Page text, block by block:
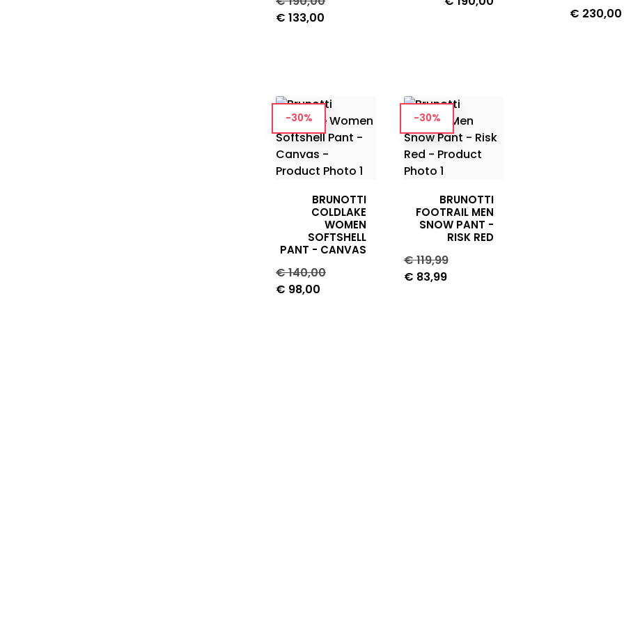
prijs
€ 133,00
Prijs
€ 230,00
BRUNOTTI
COLDLAKE
WOMEN
SOFTSHELL
PANT - CANVAS
Normale
prijs
€ 140,00Prijs
€ 98,00
-30%
BRUNOTTI
FOOTRAIL MEN
SNOW PANT -
RISK RED
Normale
prijs
€ 119,99Prijs
€ 83,99
-30%